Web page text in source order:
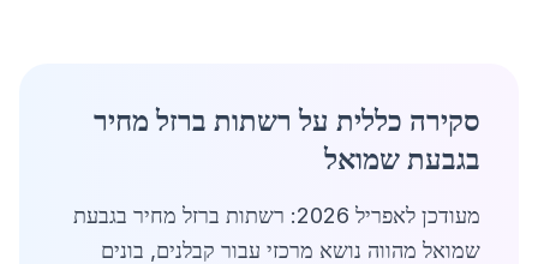
סקירה כללית על רשתות ברזל מחיר
בגבעת שמואל
מעודכן לאפריל 2026: רשתות ברזל מחיר בגבעת
שמואל מהווה נושא מרכזי עבור קבלנים, בונים